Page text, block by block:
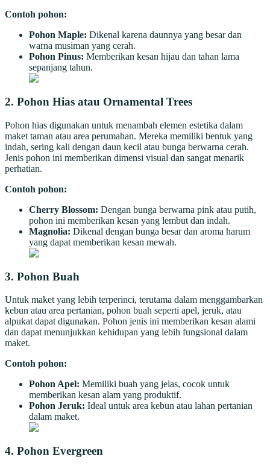
Contoh pohon:
Pohon Maple: Dikenal karena daunnya yang besar dan
warna musiman yang cerah.
Pohon Pinus: Memberikan kesan hijau dan tahan lama
sepanjang tahun.
2. Pohon Hias atau Ornamental Trees
Pohon hias digunakan untuk menambah elemen estetika dalam
maket taman atau area perumahan. Mereka memiliki bentuk yang
indah, sering kali dengan daun kecil atau bunga berwarna cerah.
Jenis pohon ini memberikan dimensi visual dan sangat menarik
perhatian.
Contoh pohon:
Cherry Blossom: Dengan bunga berwarna pink atau putih,
pohon ini memberikan kesan yang lembut dan indah.
Magnolia: Dikenal dengan bunga besar dan aroma harum
yang dapat memberikan kesan mewah.
3. Pohon Buah
Untuk maket yang lebih terperinci, terutama dalam menggambarkan
kebun atau area pertanian, pohon buah seperti apel, jeruk, atau
alpukat dapat digunakan. Pohon jenis ini memberikan kesan alami
dan dapat menunjukkan kehidupan yang lebih fungsional dalam
maket.
Contoh pohon:
Pohon Apel: Memiliki buah yang jelas, cocok untuk
memberikan kesan alam yang produktif.
Pohon Jeruk: Ideal untuk area kebun atau lahan pertanian
dalam maket.
4. Pohon Evergreen